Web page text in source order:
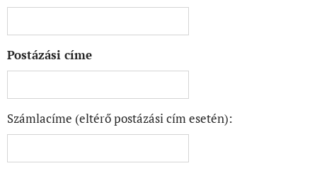
Postázási címe
Számlacíme (eltérő postázási cím esetén):